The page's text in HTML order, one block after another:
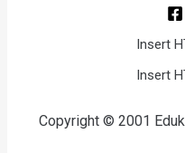
Insert
Insert
Copyright © 2001